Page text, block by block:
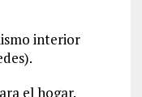
interior
el hogar.